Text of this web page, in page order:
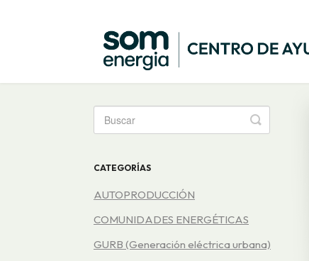
Toggle
Search
CATEGORÍAS
AUTOPRODUCCIÓN
COMUNIDADES ENERGÉTICAS
GURB (Generación eléctrica urbana)